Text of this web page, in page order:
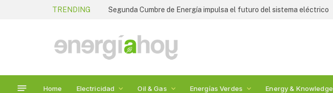
TRENDING Segunda Cumbre de Energía impulsa el futuro del sistema eléctrico
Home Electricidad Oil & Gas Energías Verdes Energy & Knowledge